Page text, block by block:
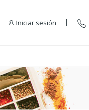
Iniciar sesión